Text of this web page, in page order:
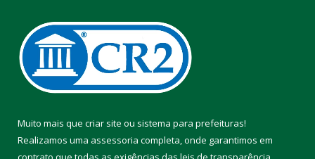
Muito mais que criar site ou sistema para prefeituras!
Realizamos uma assessoria completa, onde garantimos em